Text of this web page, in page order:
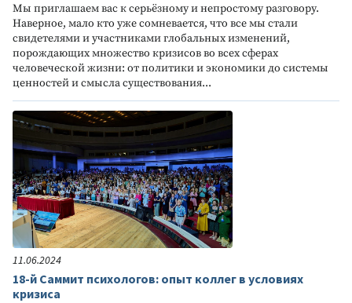
Мы приглашаем вас к серьёзному и непростому разговору.
Наверное, мало кто уже сомневается, что все мы стали
свидетелями и участниками глобальных изменений,
порождающих множество кризисов во всех сферах
человеческой жизни: от политики и экономики до системы
ценностей и смысла существования...
11.06.2024
18-й Саммит психологов: опыт коллег в условиях
кризиса